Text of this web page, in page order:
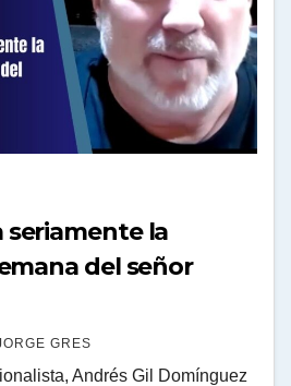
seriamente la
del señor
GRES
Andrés Gil Domínguez